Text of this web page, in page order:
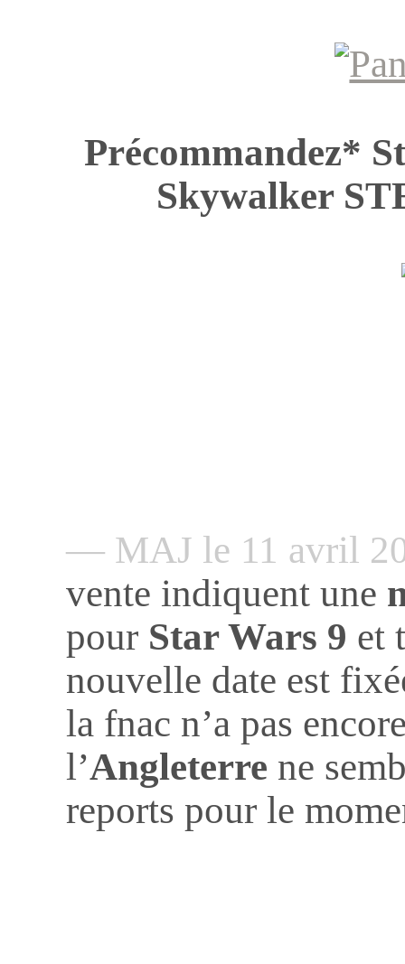
Précommandez*
Skywalker
— MAJ le 11 avril
vente indiquent une
pour Star Wars 9 et
nouvelle date est
la fnac n’a pas
l’Angleterre ne
reports pour le